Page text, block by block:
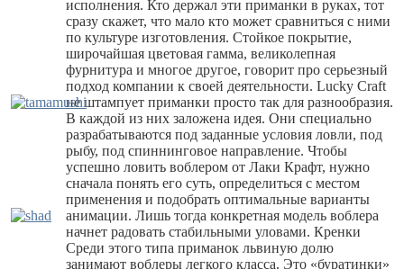
исполнения. Кто держал эти приманки в руках, тот
сразу скажет, что мало кто может сравниться с ними
по культуре изготовления. Стойкое покрытие,
широчайшая цветовая гамма, великолепная
фурнитура и многое другое, говорит про серьезный
подход компании к своей деятельности. Lucky Craft
не штампует приманки просто так для разнообразия.
В каждой из них заложена идея. Они специально
разрабатываются под заданные условия ловли, под
рыбу, под спиннинговое направление. Чтобы
успешно ловить воблером от Лаки Крафт, нужно
сначала понять его суть, определиться с местом
применения и подобрать оптимальные варианты
анимации. Лишь тогда конкретная модель воблера
начнет радовать стабильными уловами. Кренки
Среди этого типа приманок львиную долю
занимают воблеры легкого класса. Это «буратинки»